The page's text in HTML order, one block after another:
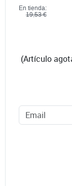
En tienda:
19,53 €
(Artículo